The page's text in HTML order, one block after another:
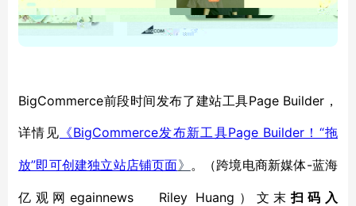
BigCommerce前段时间发布了建站工具Page Builder，
详情见 《BigCommerce发布新工具Page Builder！“拖
放”即可创建独立站店铺页面》 。 （跨境电商新媒体-蓝海
亿观网egainnews Riley Huang ）文末扫码入